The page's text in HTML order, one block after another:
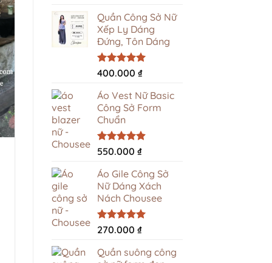
5 sao
Quần Công Sở Nữ
Xếp Ly Dáng
Đứng, Tôn Dáng
Được xếp
5 sao
400.000 ₫
Áo Vest Nữ Basic
Công Sở Form
Chuẩn
Được xếp
5 sao
550.000 ₫
Áo Gile Công Sở
Nữ Dáng Xách
Nách Chousee
Được xếp
5 sao
270.000 ₫
Quần suông công